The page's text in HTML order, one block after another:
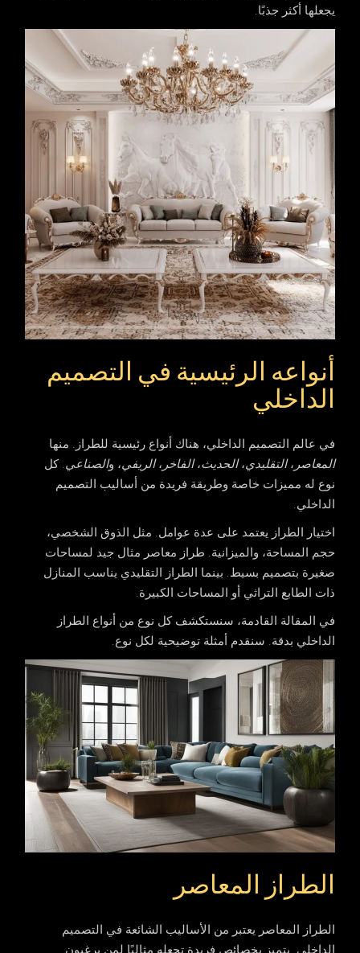
يجعلها أكثر جذبًا.
أنواعه الرئيسية في التصميم
الداخلي
في عالم التصميم الداخلي، هناك أنواع رئيسية للطراز. منها
المعاصر ،التقليدي،الحديث،الفاخر ،الريفي، والصناعي . كل
نوع له مميزات خاصة وطريقة فريدة من أساليب التصميم
الداخلي
اختيار الطراز يعتمد على عدة عوامل. مثل الذوق الشخصي،
حجم المساحة، والميزانية. طراز معاصر مثال جيد لمساحات
صغيرة بتصميم بسيط. بينما الطراز التقليدي يناسب المنازل
ذات الطابع التراثي أو المساحات الكبيرة.
في المقالة القادمة، سنستكشف كل نوع من أنواع الطراز
الداخلي بدقة. سنقدم أمثلة توضيحية لكل نوع.
الطراز المعاصر
الطراز المعاصر يعتبر من الأساليب الشائعة في التصميم
الداخلي. يتميز بخصائص فريدة تجعله مثاليًا لمن يرغبون